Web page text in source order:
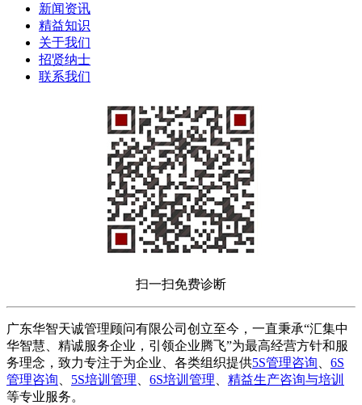
新闻资讯
精益知识
关于我们
招贤纳士
联系我们
扫一扫免费诊断
广东华智天诚管理顾问有限公司创立至今，一直秉承“汇集中
华智慧、精诚服务企业，引领企业腾飞”为最高经营方针和服
务理念，致力专注于为企业、各类组织提供5S管理咨询
6S
管理咨询
5S培训管理 6S培训管理
精益生产咨询与培训
等专业服务。